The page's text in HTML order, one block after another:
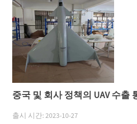
중국 및 회사 정책의 UAV 수출
출시 시간: 2023-10-27